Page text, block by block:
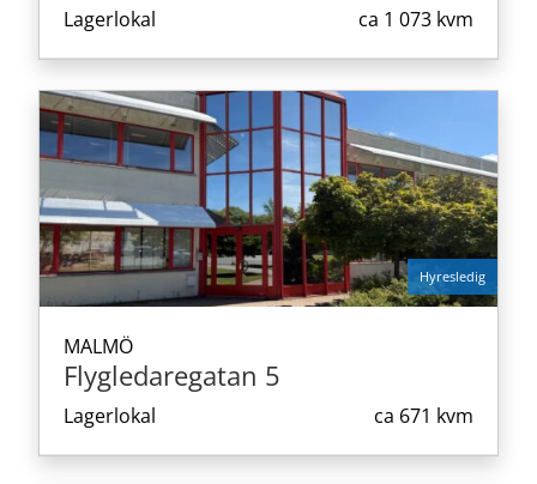
Lagerlokal ca 1 073 kvm
Hyresledig
MALMÖ
Flygledaregatan 5
Lagerlokal ca 671 kvm